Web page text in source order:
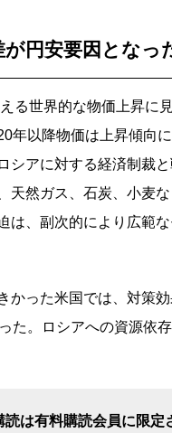
円安要因となっ
る世界的な物価上昇に
年以降物価は上昇傾向
シアに対する経済制裁
天然ガス、石炭、小麦
は、副次的により広範
った米国では、対策
た。ロシアへの資源依
読は有料購読会員に限定